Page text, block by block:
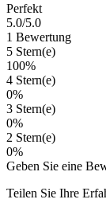
Perfekt
5.0/5.0
1 Bewertung
5 Stern(e)
100%
4 Stern(e)
0%
3 Stern(e)
0%
2 Stern(e)
0%
Geben Sie eine
Teilen Sie Ihre